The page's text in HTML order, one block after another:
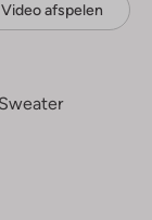
Video afspelen